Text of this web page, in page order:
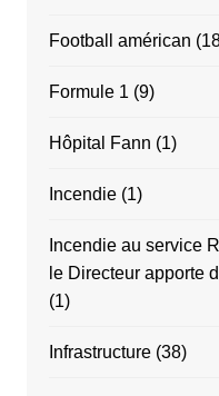
Football américan
Formule 1 (9)
Hôpital Fann (1)
Incendie(1)
Incendie au service
le Directeur apporte
(1)
Infrastructure(38)